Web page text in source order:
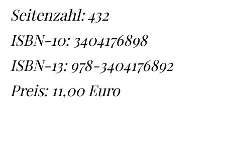
Seitenzahl: 432
ISBN-10: 3404176898
ISBN-13: 978-3404176892
Preis: 11,00 Euro